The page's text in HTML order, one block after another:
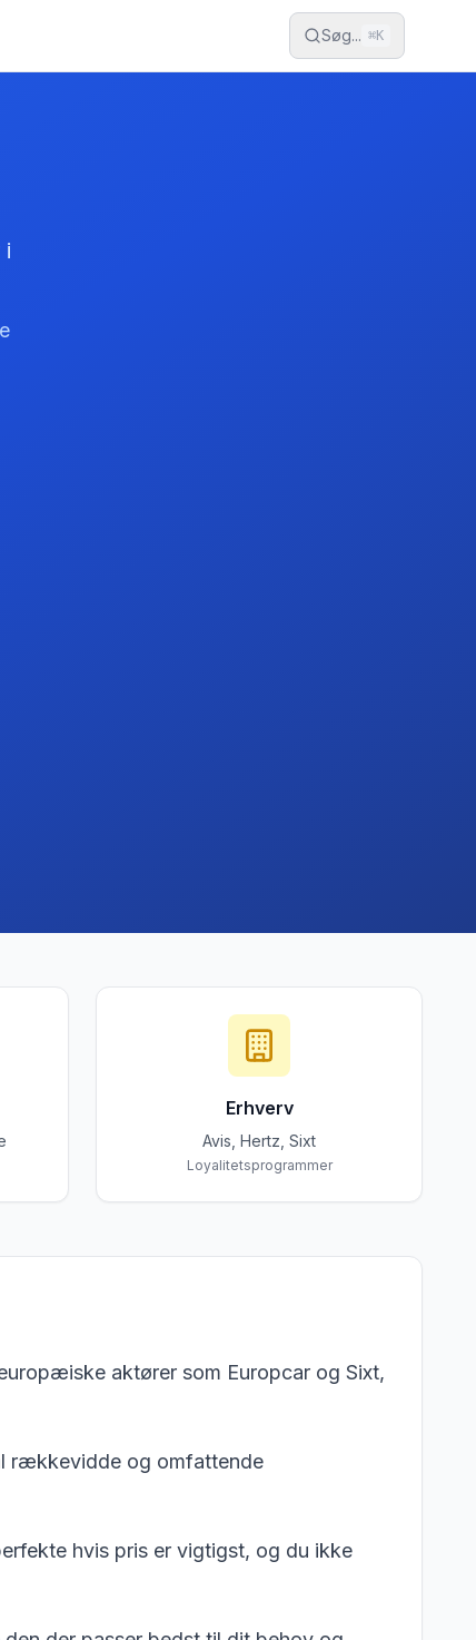
Søg... ⌘K
i
Erhverv
Avis, Hertz, Sixt
Loyalitetsprogrammer
aktører som Europcar og Sixt,
rækkevidde og omfattende
hvis pris er vigtigst, og du ikke